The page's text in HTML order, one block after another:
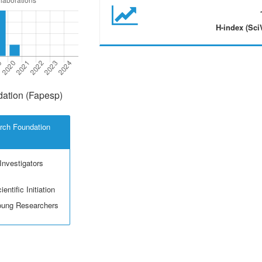
H-index
(Fapesp)
Foundation
Initiation
Researchers